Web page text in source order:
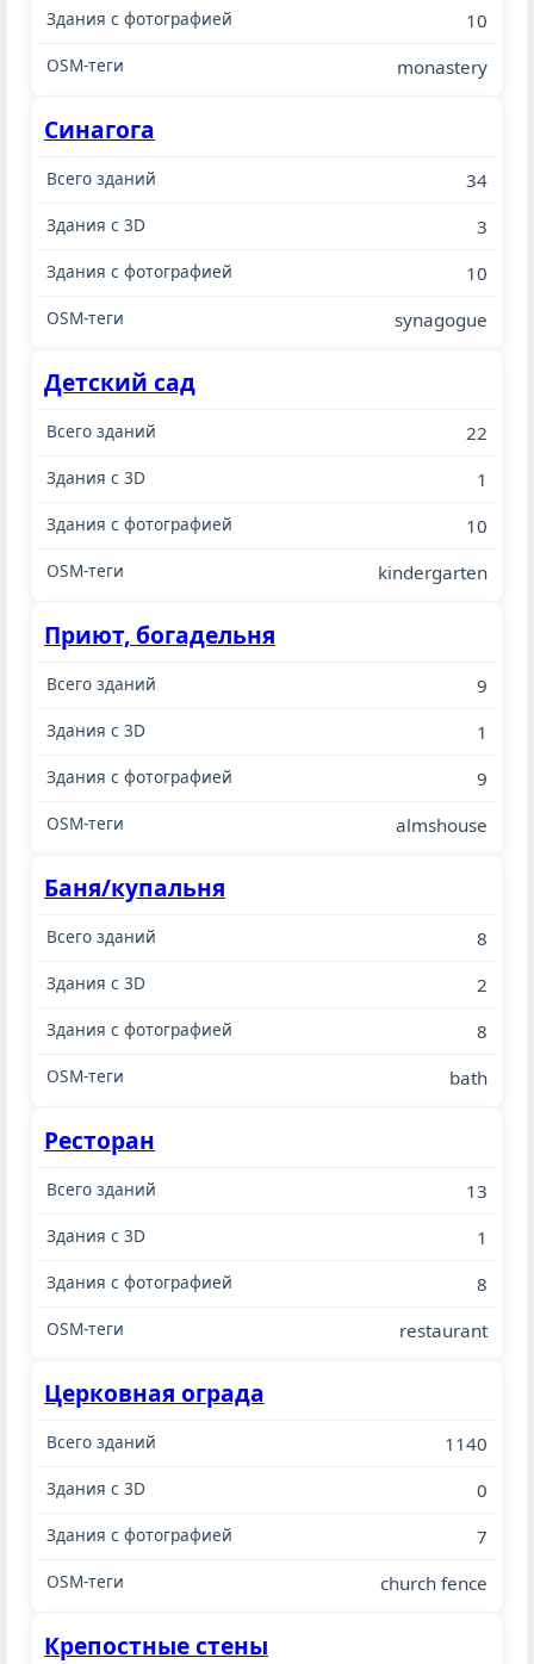
10
monastery
Синагога
34
3
10
synagogue
Детский сад
22
1
10
kindergarten
Приют, богадельня
9
1
9
almshouse
Баня/купальня
8
2
8
bath
Ресторан
13
1
8
restaurant
Церковная ограда
1140
0
7
church fence
Крепостные стены